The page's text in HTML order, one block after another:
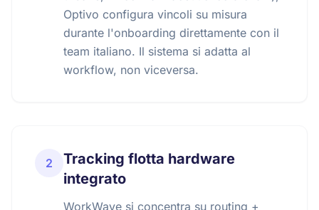
Optivo configura vincoli su misura
durante l'onboarding direttamente con il
team italiano. Il sistema si adatta al
workflow, non viceversa.
2
Tracking flotta hardware
integrato
WorkWave si concentra su routing +